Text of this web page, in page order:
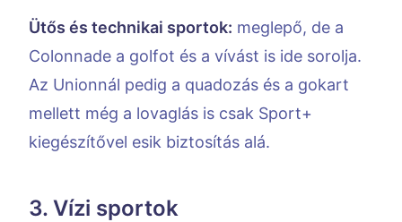
Ütős és technikai sportok: meglepő, de a
Colonnade a golfot és a vívást is ide sorolja.
Az Unionnál pedig a quadozás és a gokart
mellett még a lovaglás is csak Sport+
kiegészítővel esik biztosítás alá.
3. Vízi sportok